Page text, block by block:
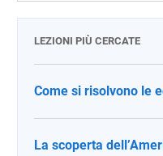
LEZIONI PIÙ CERCATE
Come si risolvono le
La scoperta